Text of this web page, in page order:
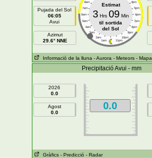
Pujada del Sol
06:05
Avui
Azimut
29.6° NNE
8am 4pm
7am 5pm
6am 6pm
5am 7pm
4am 8pm
3am 9pm
2am 10pm
1am 11pm
Estimat
3Hrs 09Min
til sortida
del Sol
Informació de la lluna - Aurora - Meteors - Mapa
Precipitació Avui - mm
2026
0.0
Agost
0.0
0.0
Gràfics - Predicció - Radar